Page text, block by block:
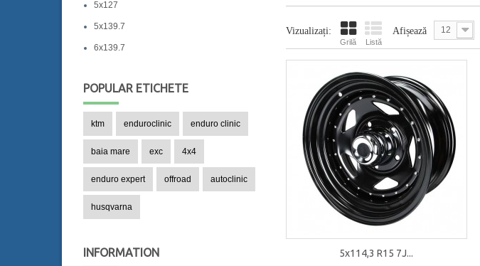
5x127
5x139.7
6x139.7
POPULAR ETICHETE
ktm enduroclinic enduro clinic
baia mare exc 4x4
enduro expert offroad autoclinic
husqvarna
INFORMATION
Vizualizați:
Grilă Listă
Afișează 12
5x114,3 R15 7J...